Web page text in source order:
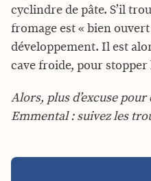
cyclindre de pâte. S’il
fromage est « bien
développement. Il est
cave froide, pour
Alors, plus d’excuse
Emmental : suivez les